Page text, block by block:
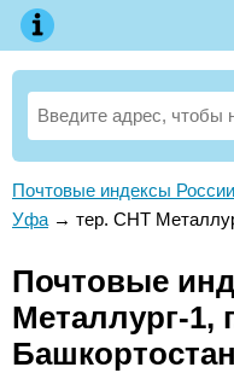
Почтовые индексы России
Уфа → тер. СНТ
Почтовые
Металлург-1,
Башкортостан